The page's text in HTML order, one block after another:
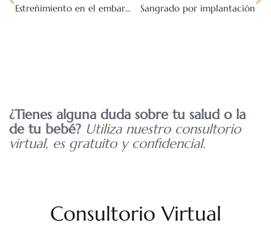
Estreñimiento en el embarazo Sangrado por implantación
¿Tienes alguna duda sobre tu salud o la
de tu bebé? Utiliza nuestro consultorio
virtual, es gratuito y confidencial.
Consultorio Virtual